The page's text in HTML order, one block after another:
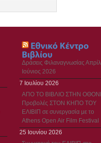
Δράσεις Φιλαναγνωσίας
Ιούνιος 2026
7 Ιουλίου 2026
ΑΠΟ ΤΟ ΒΙΒΛΙΟ ΣΤΗΝ
Προβολές ΣΤΟΝ ΚΗΠΟ ΤΟΥ
ΕΛΙΒΙΠ σε συνεργασία με το
Athens Open Air Film Festival
25 Ιουνίου 2026